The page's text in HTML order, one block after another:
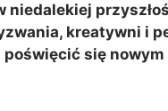
niedalekiej
kreatywni i
poświęcić się